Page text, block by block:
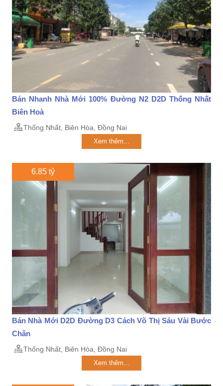
Bán Nhanh Nhà Mới 100% Đường N2 D2D Thống Nhất
Biên Hoà
Thống Nhất, Biên Hòa, Đồng Nai
Xem thêm...
6.85 tỷ
Bán Nhà Mới D2D Đường D3 Cách Võ Thị Sáu Vài Bước
Chân
Thống Nhất, Biên Hòa, Đồng Nai
Xem thêm...